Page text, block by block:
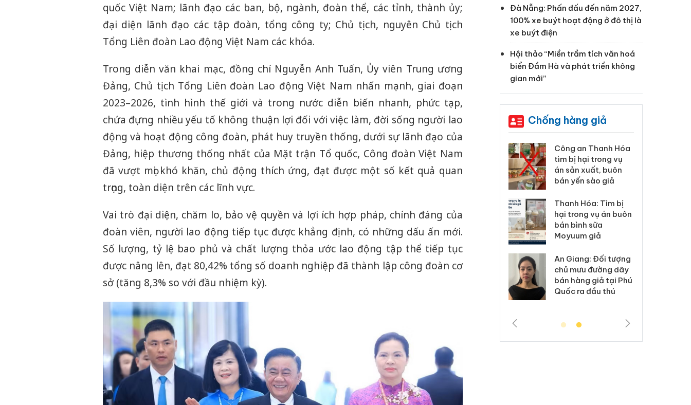
quốc Việt Nam; lãnh đạo các ban, bộ, ngành, đoàn thể, các tỉnh, thành ủy;
đại diện lãnh đạo các tập đoàn, tổng công ty; Chủ tịch, nguyên Chủ tịch
Tổng Liên đoàn Lao động Việt Nam các khóa.
Trong diễn văn khai mạc, đồng chí Nguyễn Anh Tuấn, Ủy viên Trung ương
Đảng, Chủ tịch Tổng Liên đoàn Lao động Việt Nam nhấn mạnh, giai đoạn
2023–2026, tình hình thế giới và trong nước diễn biến nhanh, phức tạp,
chứa đựng nhiều yếu tố không thuận lợi đối với việc làm, đời sống người lao
động và hoạt động công đoàn, phát huy truyền thống, dưới sự lãnh đạo của
Đảng, hiệp thương thống nhất của Mặt trận Tổ quốc, Công đoàn Việt Nam
đã vượt mọi khó khăn, chủ động thích ứng, đạt được một số kết quả quan
trọng, toàn diện trên các lĩnh vực.
Vai trò đại diện, chăm lo, bảo vệ quyền và lợi ích hợp pháp, chính đáng của
đoàn viên, người lao động tiếp tục được khẳng định, có những dấu ấn mới.
Số lượng, tỷ lệ bao phủ và chất lượng thỏa ước lao động tập thể tiếp tục
được nâng lên, đạt 80,42% tổng số doanh nghiệp đã thành lập công đoàn cơ
sở (tăng 8,3% so với đầu nhiệm kỳ).
Đà Nẵng: Phấn đấu đến năm 2027,
100% xe buýt hoạt động ở đô thị là
xe buýt điện
Hội thảo “Miền trầm tích văn hoá
biển Đầm Hà và phát triển không
gian mới”
Chống hàng giả
Công an Thanh Hóa
tìm bị hại trong vụ
án sản xuất, buôn
hại trong vụ án buôn
bán bình sữa
Moyuum giả
chủ mưu đường dây
Lào Cai xử lý 83 vụ vi
phạm thương mại
trong tháng 7
kinh doanh bán hàng
giả mạo nhãn hiệu
Adidas, Nike
Cà Mau: Tiêu hủy
công khai hàng ngàn
Công an Thanh Hóa
tìm bị hại trong vụ
án sản xuất, buôn
bán yến sào giả
Thanh Hóa: Tìm bị
hại trong vụ án buôn
bán bình sữa
Moyuum giả
An Giang: Đối tượng
chủ mưu đường dây
bán hàng giả tại Phú
Quốc ra đầu thú